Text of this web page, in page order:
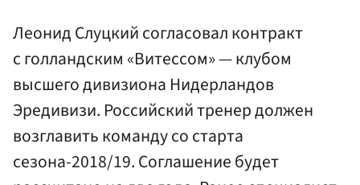
Леонид Слуцкий согласовал контракт
с голландским «Витессом» — клубом
высшего дивизиона Нидерландов
Эредивизи. Российский тренер должен
возглавить команду со старта
сезона-2018/19. Соглашение будет